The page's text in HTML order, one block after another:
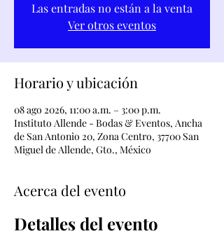
Las entradas no están a la venta
Ver otros eventos
Horario y ubicación
08 ago 2026, 11:00 a.m. – 3:00 p.m.
Instituto Allende - Bodas & Eventos, Ancha
de San Antonio 20, Zona Centro, 37700 San
Miguel de Allende, Gto., México
Acerca del evento
Detalles del evento